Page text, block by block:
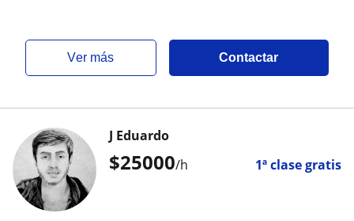
ver más Contactar
$25000/h 1ª clase gratis
J Eduardo